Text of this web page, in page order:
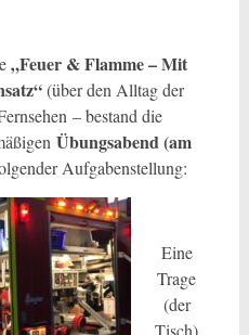
„Feuer & Flamme – Mit
(über den Alltag der
– bestand die
Übungsabend (am
Aufgabenstellung:
Eine
Trage
(der
Tisch)